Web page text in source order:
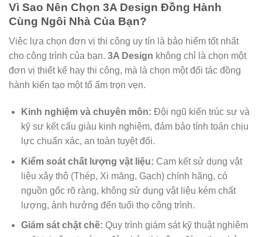
Vì Sao Nên Chọn 3A Design Đồng Hành
Cùng Ngôi Nhà Của Bạn?
Việc lựa chọn đơn vị thi công uy tín là bảo hiểm tốt nhất
cho công trình của bạn. 3A Design không chỉ là chọn một
đơn vị thiết kế hay thi công, mà là chọn một đối tác đồng
hành kiến tạo một tổ ấm trọn vẹn.
Kinh nghiệm và chuyên môn: Đội ngũ kiến trúc sư và
kỹ sư kết cấu giàu kinh nghiệm, đảm bảo tính toán chịu
lực chuẩn xác, an toàn tuyệt đối.
Kiểm soát chất lượng vật liệu: Cam kết sử dụng vật
liệu xây thô (Thép, Xi măng, Gạch) chính hãng, có
nguồn gốc rõ ràng, không sử dụng vật liệu kém chất
lượng, ảnh hưởng đến tuổi thọ công trình.
Giám sát chặt chẽ: Quy trình giám sát kỹ thuật nghiêm